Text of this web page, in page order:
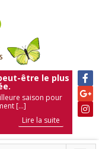
être le plus
saison pour
[...]
Lire la suite
Lire la suite
Lire la suite